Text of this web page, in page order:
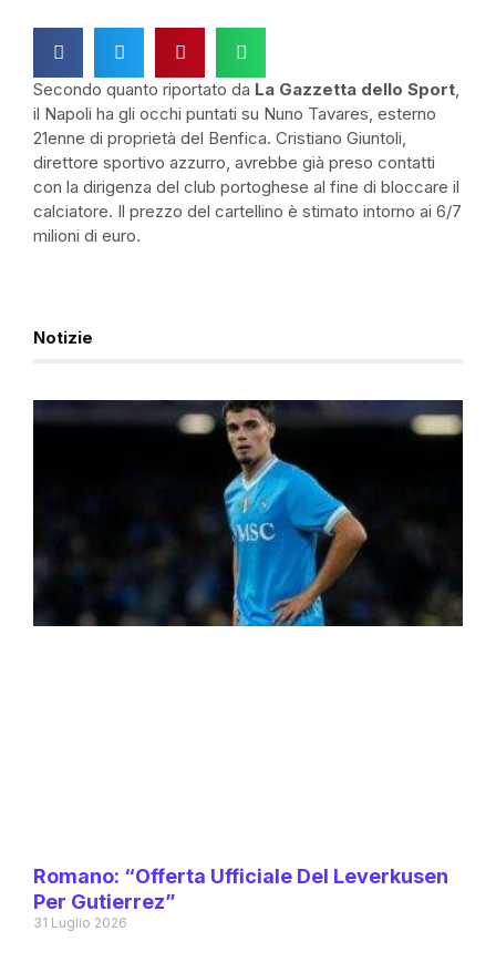
Secondo quanto riportato da La Gazzetta dello Sport
il Napoli ha gli occhi puntati su Nuno Tavares, esterno
21enne di proprietà del Benfica. Cristiano Giuntoli,
direttore sportivo azzurro, avrebbe già preso contatti
con la dirigenza del club portoghese al fine di bloccare il
calciatore. Il prezzo del cartellino è stimato intorno ai 6/7
milioni di euro.
Notizie
Romano: “Offerta Ufficiale Del Leverkusen
Per Gutierrez”
31 Luglio 2026